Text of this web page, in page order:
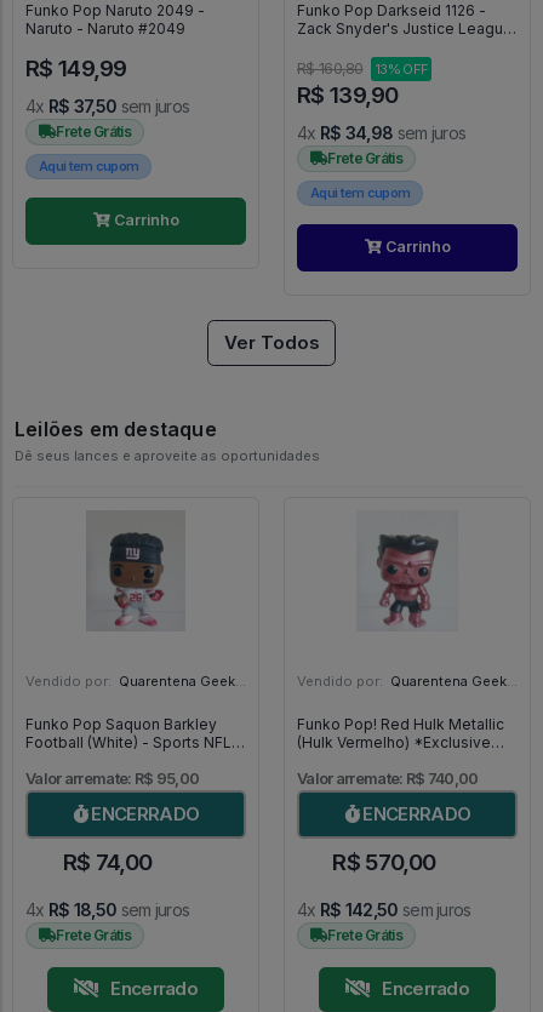
Funko Pop Naruto 2049 -
Naruto - Naruto #2049
R$ 149,99
4x R$ 37,50 sem juros
Frete Grátis
Aqui tem cupom
Carrinho
Funko Pop Darkseid 1126 -
Zack Snyder's Justice League
R$ 160,80
13% OFF
R$ 139,90
4x R$ 34,98 sem juros
Frete Grátis
Aqui tem cupom
Carrinho
Ver Todos
Leilões em destaque
Dê seus lances e aproveite as oportunidades
Vendido por: Quarentena Geek Store - SP
Funko Pop Saquon Barkley
Football (White) - Sports NFL
Valor arremate: R$ 95,00
ENCERRADO
R$ 74,00
4x R$ 18,50 sem juros
Frete Grátis
Encerrado
Vendido por: Quarentena Geek Store - SP
Funko Pop! Red Hulk Metallic
(Hulk Vermelho) *Exclusive
Marvel #31
Valor arremate: R$ 740,00
ENCERRADO
R$ 570,00
4x R$ 142,50 sem juros
Frete Grátis
Encerrado